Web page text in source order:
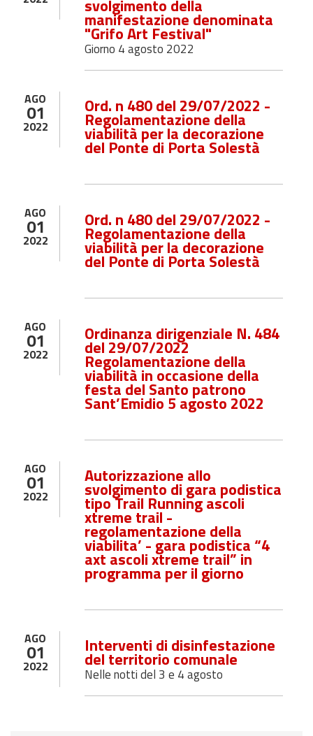
svolgimento della
manifestazione denominata
"Grifo Art Festival"
Giorno 4 agosto 2022
AGO
01
2022
Ord. n 480 del 29/07/2022 -
Regolamentazione della
viabilità per la decorazione
del Ponte di Porta Solestà
AGO
01
2022
Ord. n 480 del 29/07/2022 -
Regolamentazione della
viabilità per la decorazione
del Ponte di Porta Solestà
AGO
01
2022
Ordinanza dirigenziale N. 484
del 29/07/2022
Regolamentazione della
viabilità in occasione della
festa del Santo patrono
Sant’Emidio 5 agosto 2022
AGO
01
2022
Autorizzazione allo
svolgimento di gara podistica
tipo Trail Running ascoli
xtreme trail -
regolamentazione della
viabilita’ - gara podistica “4
axt ascoli xtreme trail” in
programma per il giorno
AGO
01
2022
Interventi di disinfestazione
del territorio comunale
Nelle notti del 3 e 4 agosto